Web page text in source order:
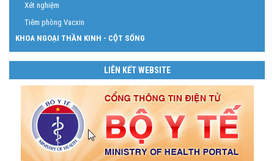
Xét nghiệm
Tiêm phòng Vacxin
KHOA NGOẠI THẦN KINH - CỘT SỐNG
LIÊN KẾT WEBSITE